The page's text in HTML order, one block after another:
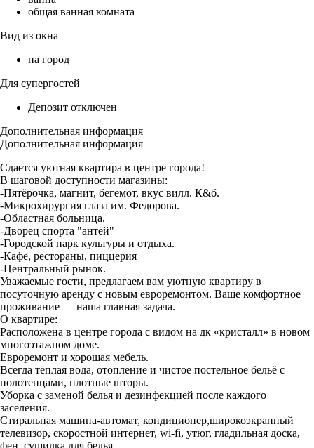
общая ванная комната
Вид из окна
на город
Для супергостей
Депозит отключен
Дополнительная информация
Дополнительная информация
Сдается уютная квартира в центре города!
В шаговой доступности магазины:
-Пятёрочка, магнит, бегемот, вкус вилл. К&б.
-Микрохирургия глаза им. Федорова.
-Областная больница.
-Дворец спорта "антей"
-Городской парк культуры и отдыха.
-Кафе, рестораны, пиццерия
-Центральный рынок.
Уважаемые гости, предлагаем вам уютную квартиру в
посуточную аренду с новым евроремонтом. Ваше комфортное
проживание — наша главная задача.
О квартире:
Расположена в центре города с видом на дк «кристалл» в новом
многоэтажном доме.
Евроремонт и хорошая мебель.
Всегда теплая вода, отопление и чистое постельное бельё с
полотенцами, плотные шторы.
Уборка с заменой белья и дезинфекцией после каждого
заселения.
Стиральная машина-автомат, кондиционер,широкоэкранный
телевизор, скоростной интернет, wi-fi, утюг, гладильная доска,
фен, сушилка для белья.